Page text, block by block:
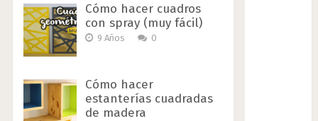
Cómo hacer cuadros
con spray (muy fácil)
9 Años 0
Cómo hacer
estanterías cuadradas
de madera